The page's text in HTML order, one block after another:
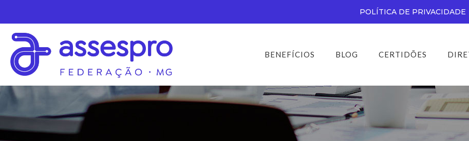
POLÍTICA DE PRIVACIDADE
BENEFÍCIOS BLOG CERTIDÕES